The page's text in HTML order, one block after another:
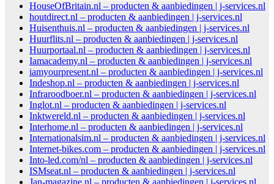
HouseOfBritain.nl – producten & aanbiedingen | j-services.nl
houtdirect.nl – producten & aanbiedingen | j-services.nl
Huisenthuis.nl – producten & aanbiedingen | j-services.nl
Huurflits.nl – producten & aanbiedingen | j-services.nl
Huurportaal.nl – producten & aanbiedingen | j-services.nl
Iamacademy.nl – producten & aanbiedingen | j-services.nl
iamyourpresent.nl – producten & aanbiedingen | j-services.nl
Indeshop.nl – producten & aanbiedingen | j-services.nl
Infraroodboer.nl – producten & aanbiedingen | j-services.nl
Inglot.nl – producten & aanbiedingen | j-services.nl
Inktwereld.nl – producten & aanbiedingen | j-services.nl
Interhome.nl – producten & aanbiedingen | j-services.nl
Internationalsim.nl – producten & aanbiedingen | j-services.nl
Internet-bikes.com – producten & aanbiedingen | j-services.nl
Into-led.com/nl – producten & aanbiedingen | j-services.nl
ISMseat.nl – producten & aanbiedingen | j-services.nl
Jan-magazine.nl – producten & aanbiedingen | j-services.nl